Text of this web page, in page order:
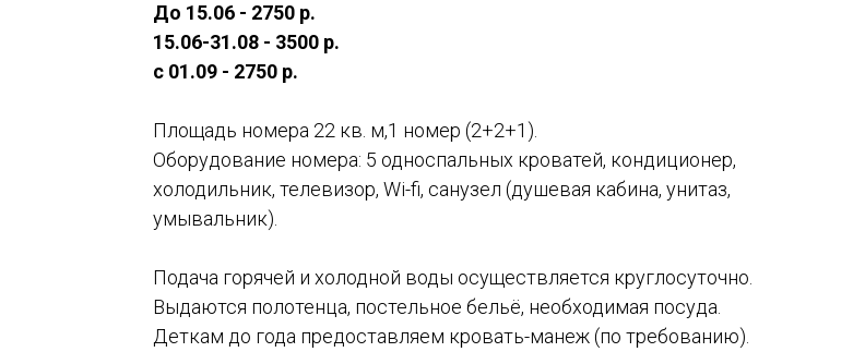
До 15.06 - 2750 р.
15.06-31.08 - 3500 р.
с 01.09 - 2750 р.
Площадь номера 22 кв. м,1 номер (2+2+1).
Оборудование номера: 5 односпальных кроватей, кондиционер,
холодильник, телевизор, Wi-fi, санузел (душевая кабина, унитаз,
умывальник).
Подача горячей и холодной воды осуществляется круглосуточно.
Выдаются полотенца, постельное бельё, необходимая посуда.
Деткам до года предоставляем кровать-манеж (по требованию).